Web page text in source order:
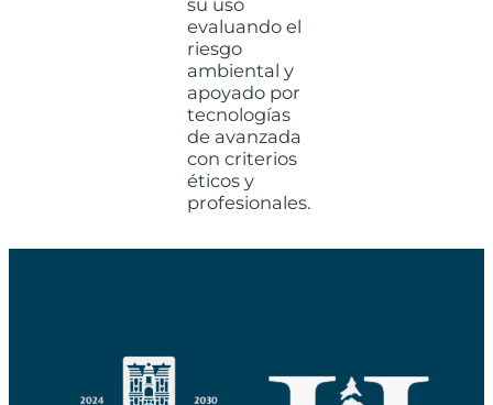
evaluando el
riesgo
ambiental y
apoyado por
tecnologías
de avanzada
con criterios
éticos y
profesionales.